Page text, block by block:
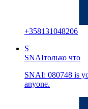
+358131048206
S
SNAIтолько что
SNAI: 080748 is
anyone.